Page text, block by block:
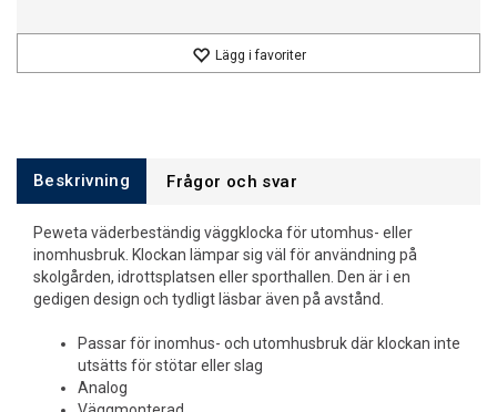
Lägg i favoriter
Beskrivning Frågor och svar
Peweta väderbeständig väggklocka för utomhus- eller
inomhusbruk. Klockan lämpar sig väl för användning på
skolgården, idrottsplatsen eller sporthallen. Den är i en
gedigen design och tydligt läsbar även på avstånd.
Passar för inomhus- och utomhusbruk där klockan inte
utsätts för stötar eller slag
Analog